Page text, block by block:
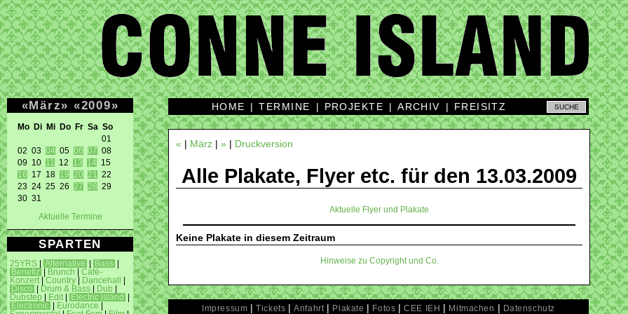
«März» «2009»
Mo Di Mi Do Fr Sa So
01
02 03 04 05 06 07 08
09 10 11 12 13 14
16 17 18 19 20 21
22
23 24 25 26 27 28 29
30 31
Aktuelle Termine
SPARTEN
25YRS Alternative Bass
Benefiz
Brunch
Café-
Konzert
Country Dancehall
Disco
Drum & Bass Dub
Dubstep
Edit Electric island
Electronic
Eurodance
HOME |TERMINE | PROJEKTE |ARCHIV | FREISITZ
« | März | » | Druckversion
Alle Plakate, Flyer etc. für den 13.03.2009
Aktuelle Flyer und Plakate
Keine Plakate in diesem Zeitraum
Hinweise zu Copyright und Co.
Impressum |Tickets |Anfahrt | Plakate | Fotos |CEE IEH | Mitmachen | Datenschutz